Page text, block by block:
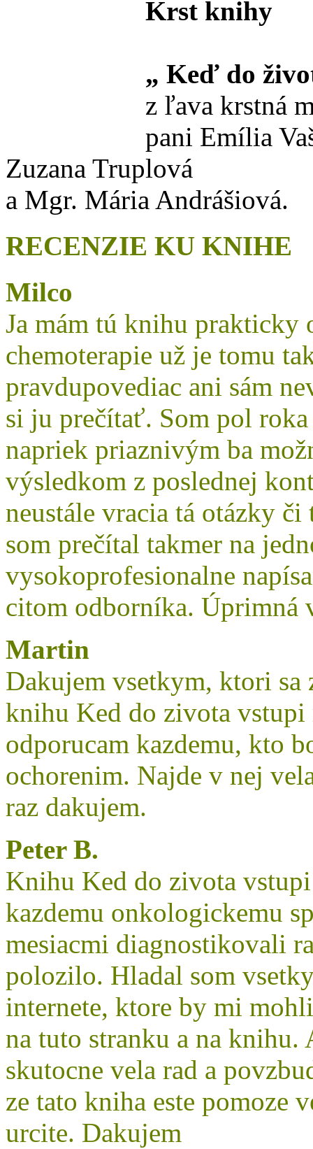
Krst knihy
„ Keď do
z ľava krstná
pani Emília
Zuzana Truplová
a Mgr. Mária Andrášiová.
RECENZIE KU KNIHE
Milco
Ja mám tú knihu prakticky
chemoterapie už je tomu
pravdupovediac ani sám
si ju prečítať. Som pol
napriek priaznivým ba
výsledkom z poslednej
neustále vracia tá otázky
som prečítal takmer na
vysokoprofesionalne
citom odborníka. Úprimná
Martin
Dakujem vsetkym, ktori
knihu Ked do zivota
odporucam kazdemu, kto
ochorenim. Najde v nej
raz dakujem.
Peter B.
Knihu Ked do zivota
kazdemu onkologickemu
mesiacmi diagnostikovali
polozilo. Hladal som
internete, ktore by mi
na tuto stranku a na knihu.
skutocne vela rad a
ze tato kniha este pomoze
urcite. Dakujem